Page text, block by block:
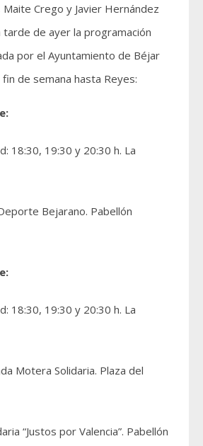
Crego y Javier Hernández
de ayer la programación
por el Ayuntamiento de Béjar
de semana hasta Reyes:
18:30, 19:30 y 20:30 h. La
Bejarano. Pabellón
18:30, 19:30 y 20:30 h. La
Motera Solidaria. Plaza del
“Justos por Valencia”. Pabellón